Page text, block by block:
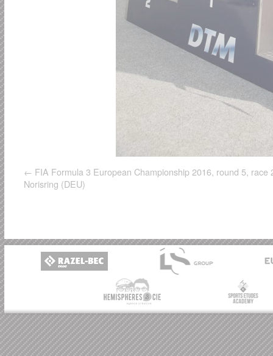
FIA Formula 3 European Championship 2016, round 5, race
Norisring (DEU)